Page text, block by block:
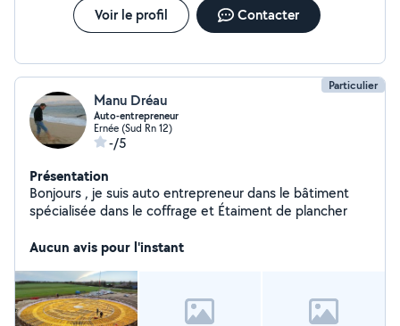
Voir le profil Contacter
Particulier
Manu Dréau
Auto-entrepreneur
Ernée (Sud Rn 12)
-/5
Présentation
Bonjours , je suis auto entrepreneur dans le bâtiment
spécialisée dans le coffrage et Étaiment de plancher
Aucun avis pour l'instant